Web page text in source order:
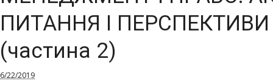
ПИТАННЯ І
(частина 2)
6/22/2019